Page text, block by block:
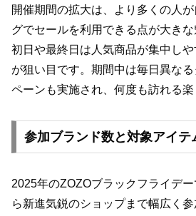
開催期間の拡大は、より多くの人
グでセールを利用できる点が大き
初日や最終日は人気商品が集中し
が狙い目です。期間中は毎日異な
ペーンも実施され、何度も訪れる楽
参加ブランド数と対象アイテ
2025年のZOZOブラックフライデ
ら新進気鋭のショップまで幅広く